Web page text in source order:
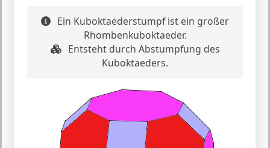
Ein Kuboktaederstumpf ist ein großer
Rhombenkuboktaeder.
Entsteht durch Abstumpfung des
Kuboktaeders.